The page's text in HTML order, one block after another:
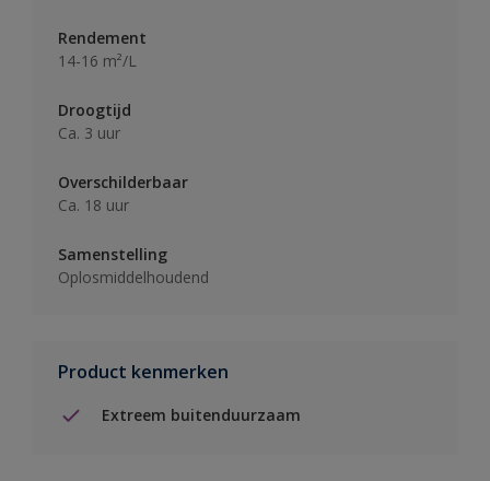
Rendement
14-16 m²/L
Droogtijd
Ca. 3 uur
Overschilderbaar
Ca. 18 uur
Samenstelling
Oplosmiddelhoudend
Product kenmerken
Extreem buitenduurzaam